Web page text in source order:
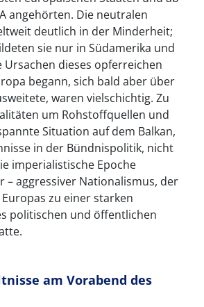
angehörten. Die neutralen
deutlich in der Minderheit;
sie nur in Südamerika und
Ursachen dieses opferreichen
begann, sich bald aber über
waren vielschichtig. Zu
um Rohstoffquellen und
Situation auf dem Balkan,
in der Bündnispolitik, nicht
imperialistische Epoche
– aggressiver Nationalismus, der
zu einer starken
politischen und öffentlichen
am Vorabend des